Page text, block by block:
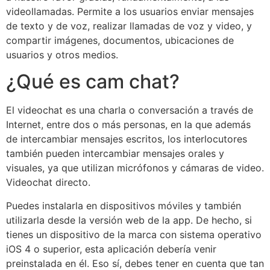
videollamadas. Permite a los usuarios enviar mensajes
de texto y de voz, realizar llamadas de voz y video, y
compartir imágenes, documentos, ubicaciones de
usuarios y otros medios.
¿Qué es cam chat?
El videochat es una charla o conversación a través de
Internet, entre dos o más personas, en la que además
de intercambiar mensajes escritos, los interlocutores
también pueden intercambiar mensajes orales y
visuales, ya que utilizan micrófonos y cámaras de video.
Videochat directo.
Puedes instalarla en dispositivos móviles y también
utilizarla desde la versión web de la app. De hecho, si
tienes un dispositivo de la marca con sistema operativo
iOS 4 o superior, esta aplicación debería venir
preinstalada en él. Eso sí, debes tener en cuenta que tan